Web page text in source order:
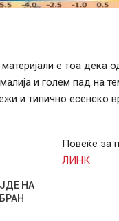
е тоа дека
и голем пад на
и типично есенско
НА
Повеќе за
ЛИНК